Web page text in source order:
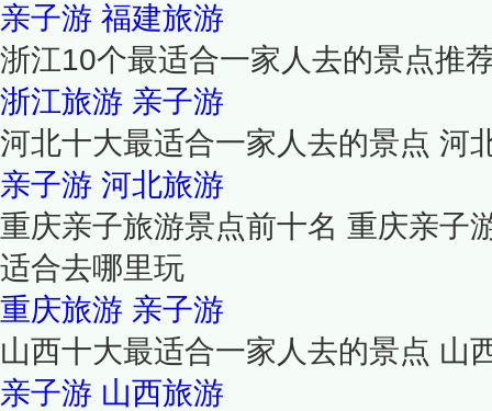
亲子游 福建旅游
浙江10个最适合一家人去的景点推
浙江旅游 亲子游
河北十大最适合一家人去的景点 河
亲子游 河北旅游
重庆亲子旅游景点前十名 重庆亲子
适合去哪里玩
重庆旅游 亲子游
山西十大最适合一家人去的景点 山
亲子游 山西旅游